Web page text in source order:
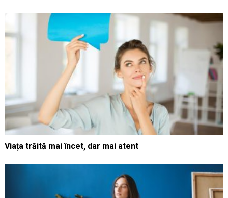
Viața trăită mai încet, dar mai atent